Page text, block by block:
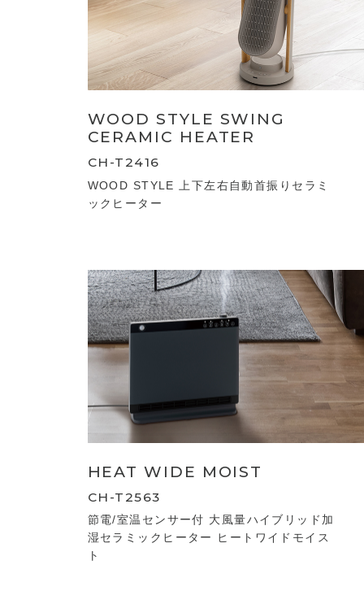
WOOD STYLE SWING
CERAMIC HEATER
CH-T2416
WOOD STYLE 上下左右自動首振りセラミ
ックヒーター
HEAT WIDE MOIST
CH-T2563
節電/室温センサー付 大風量ハイブリッド加
湿セラミックヒーター ヒートワイドモイス
ト